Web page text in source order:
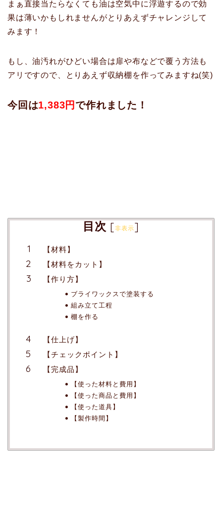
まぁ直接当たらなくても油は空気中に浮遊するので効
果は薄いかもしれませんがとりあえずチャレンジして
みます！
もし、油汚れがひどい場合は扉や布などで覆う方法も
アリですので、とりあえず収納棚を作ってみますね(笑)
今回は1,383円 で作れました！
目次 [非表示]
【材料】
【材料をカット】
【作り方】
ブライワックスで塗装する
組み立て工程
棚を作る
【仕上げ】
【チェックポイント】
【完成品】
【使った材料と費用】
【使った商品と費用】
【使った道具】
【製作時間】